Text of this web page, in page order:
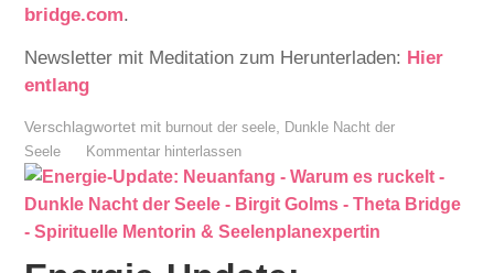
bridge.com⁠⁠⁠⁠⁠⁠⁠⁠⁠⁠⁠⁠⁠⁠⁠⁠⁠⁠⁠⁠⁠⁠⁠⁠⁠⁠.
Newsletter mit Meditation zum Herunterladen: ⁠⁠⁠⁠⁠⁠⁠⁠⁠⁠⁠⁠⁠⁠⁠⁠⁠⁠⁠⁠⁠⁠⁠⁠⁠⁠Hier
entlang⁠⁠⁠⁠
Verschlagwortet mit burnout der seele Dunkle Nacht der
Seele
Kommentar hinterlassen